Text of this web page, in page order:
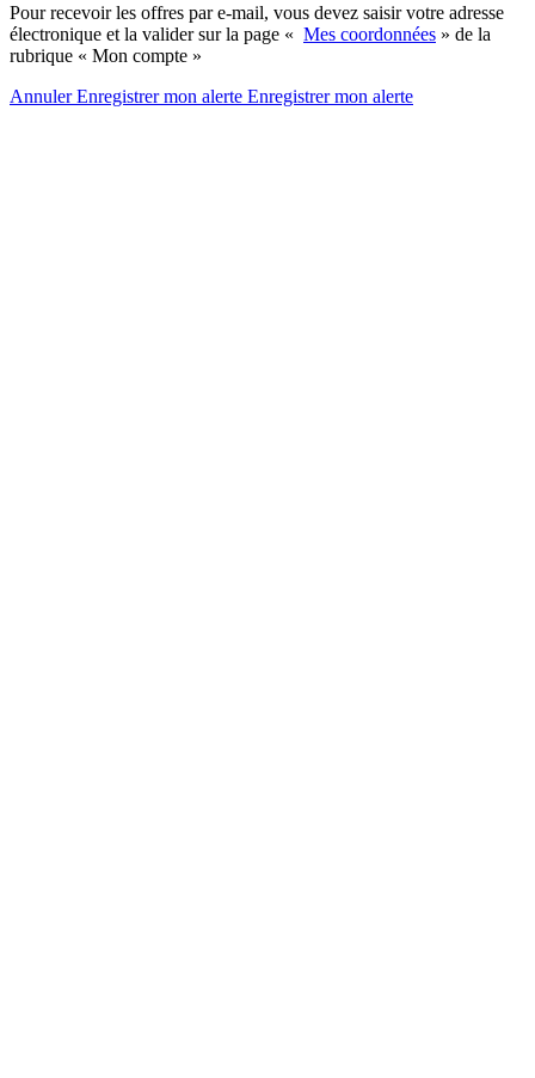
Pour recevoir les offres par e-mail, vous devez saisir votre adresse
électronique et la valider sur la page « Mes coordonnées » de la
rubrique « Mon compte »
AnnulerEnregistrer mon alerte Enregistrermon alerte